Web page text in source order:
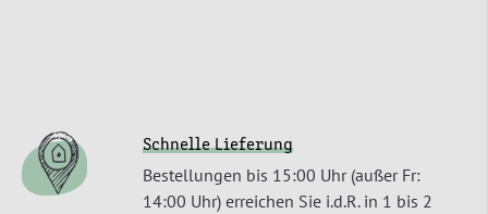
Schnelle Lieferung
Bestellungen bis 15:00 Uhr (außer Fr:
14:00 Uhr) erreichen Sie i.d.R. in 1 bis 2